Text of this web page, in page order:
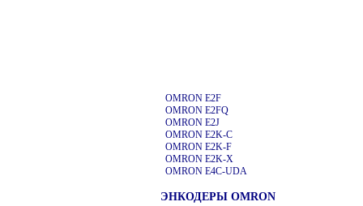
OMRON E2F
OMRON E2FQ
OMRON E2J
OMRON E2K-C
OMRON E2K-F
OMRON E2K-X
OMRON E4C-UDA
ЭНКОДЕРЫ OMRON